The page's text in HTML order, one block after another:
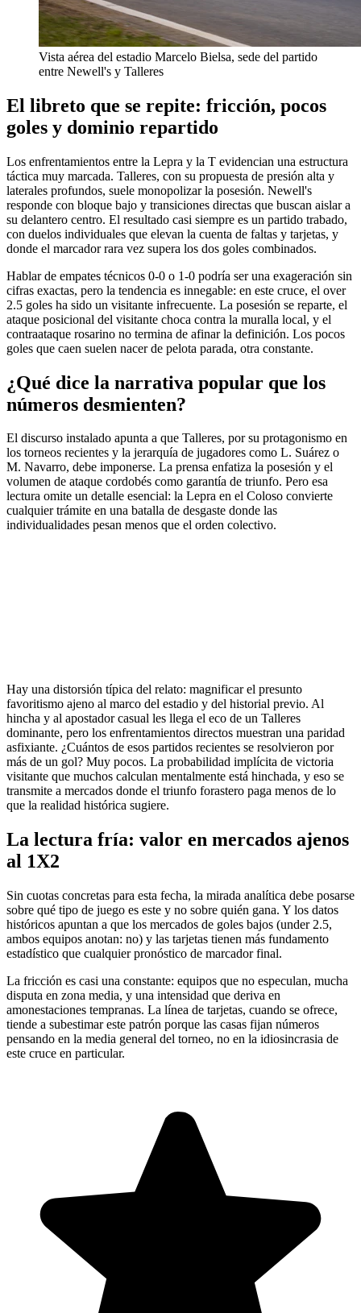
Vista aérea del estadio Marcelo Bielsa, sede del partido
entre Newell's y Talleres
El libreto que se repite: fricción, pocos
goles y dominio repartido
Los enfrentamientos entre la Lepra y la T evidencian una estructura
táctica muy marcada. Talleres, con su propuesta de presión alta y
laterales profundos, suele monopolizar la posesión. Newell's
responde con bloque bajo y transiciones directas que buscan aislar a
su delantero centro. El resultado casi siempre es un partido trabado,
con duelos individuales que elevan la cuenta de faltas y tarjetas, y
donde el marcador rara vez supera los dos goles combinados.
Hablar de empates técnicos 0-0 o 1-0 podría ser una exageración sin
cifras exactas, pero la tendencia es innegable: en este cruce, el over
2.5 goles ha sido un visitante infrecuente. La posesión se reparte, el
ataque posicional del visitante choca contra la muralla local, y el
contraataque rosarino no termina de afinar la definición. Los pocos
goles que caen suelen nacer de pelota parada, otra constante.
¿Qué dice la narrativa popular que los
números desmienten?
El discurso instalado apunta a que Talleres, por su protagonismo en
los torneos recientes y la jerarquía de jugadores como L. Suárez o
M. Navarro, debe imponerse. La prensa enfatiza la posesión y el
volumen de ataque cordobés como garantía de triunfo. Pero esa
lectura omite un detalle esencial: la Lepra en el Coloso convierte
cualquier trámite en una batalla de desgaste donde las
individualidades pesan menos que el orden colectivo.
Hay una distorsión típica del relato: magnificar el presunto
favoritismo ajeno al marco del estadio y del historial previo. Al
hincha y al apostador casual les llega el eco de un Talleres
dominante, pero los enfrentamientos directos muestran una paridad
asfixiante. ¿Cuántos de esos partidos recientes se resolvieron por
más de un gol? Muy pocos. La probabilidad implícita de victoria
visitante que muchos calculan mentalmente está hinchada, y eso se
transmite a mercados donde el triunfo forastero paga menos de lo
que la realidad histórica sugiere.
La lectura fría: valor en mercados ajenos
al 1X2
Sin cuotas concretas para esta fecha, la mirada analítica debe posarse
sobre qué tipo de juego es este y no sobre quién gana. Y los datos
históricos apuntan a que los mercados de goles bajos (under 2.5,
ambos equipos anotan: no) y las tarjetas tienen más fundamento
estadístico que cualquier pronóstico de marcador final.
La fricción es casi una constante: equipos que no especulan, mucha
disputa en zona media, y una intensidad que deriva en
amonestaciones tempranas. La línea de tarjetas, cuando se ofrece,
tiende a subestimar este patrón porque las casas fijan números
pensando en la media general del torneo, no en la idiosincrasia de
este cruce en particular.